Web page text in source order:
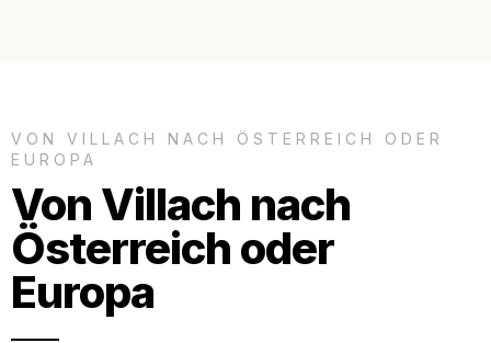
VON VILLACH NACH ÖSTERREICH ODER
EUROPA
Von Villach nach
Österreich oder
Europa